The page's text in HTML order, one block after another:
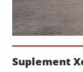
Suplement